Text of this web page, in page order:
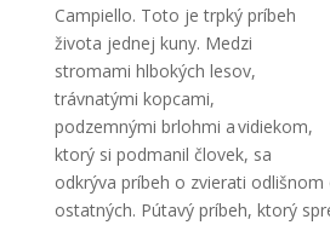
Campiello. Toto je trpký príbeh
života jednej kuny. Medzi
stromami hlbokých lesov,
trávnatými kopcami,
podzemnými brlohmi a vidiekom,
ktorý si podmanil človek, sa
odkrýva príbeh o zvierati odlišnom
ostatných. Pútavý príbeh, ktorý